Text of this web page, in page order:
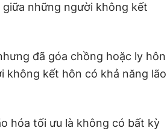
những người không kết
đã góa chồng hoặc ly hôn
không kết hôn có khả năng lão
hóa tối ưu là không có bất kỳ